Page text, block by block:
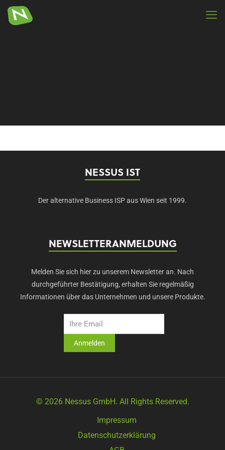
NESSUS IST
Der alternative Business ISP aus Wien seit 1999.
NEWSLETTERANMELDUNG
Melden Sie sich hier zu unserem Newsletter an. Nach
durchgeführter Bestätigung, erhalten Sie regelmäßig
Informationen über das Unternehmen und unsere Produkte.
© 2026 Nessus GmbH. All Rights Reserved.
Impressum
Datenschutzerklärung